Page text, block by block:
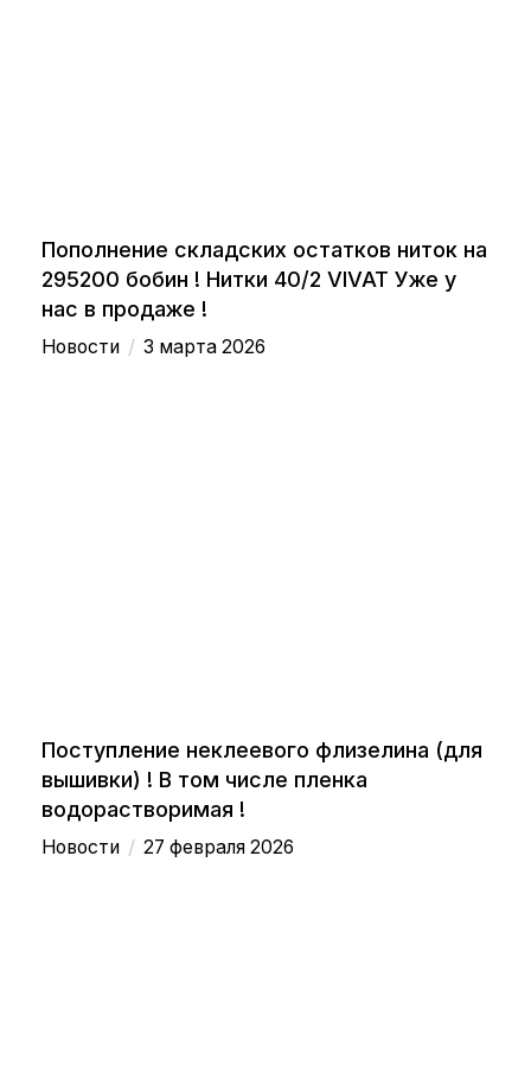
Пополнение складских остатков ниток на
295200 бобин ! Нитки 40/2 VIVAT Уже у
нас в продаже !
Новости / 3 марта 2026
Поступление неклеевого флизелина (для
вышивки) ! В том числе пленка
водорастворимая !
Новости / 27 февраля 2026